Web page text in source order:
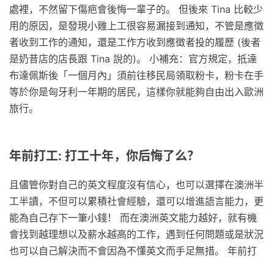
處裡，不然留下傷疤會後悔一輩子的。 但後來 Tina 比較少
用的原因，是發現小雞上工很容易漏接到通知，不管是應徵
者收到工作的通知，還是工作方收到應徵者投的履歷 (後者
是奶昔店的店長跟 Tina 說的)。 小補充：官方規定，抵達
布達佩斯後「一個月內」須前往移民局領取粉卡，粉卡在手
等於你是匈牙利一年期的居民，這樣你就能夠自由出入歐洲
旅行。
年前打工: 打工十年，你后悔了么？
且儘管你對自己的英文程度沒有信心，也可以選擇在澳洲半
工半讀，不但可以累積社會經驗，還可以增進語言能力，更
能為自己存下一筆小錢！ 而在澳洲英文能力越好，就有機
會找到越理想以及薪水越高的工作，遇到任何問題或是狀況
也可以自己解決而不會因為不懂英文而手足無措。 年前打